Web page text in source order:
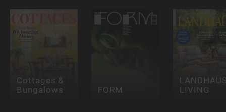
Cottages &
Bungalows FORM LIVING